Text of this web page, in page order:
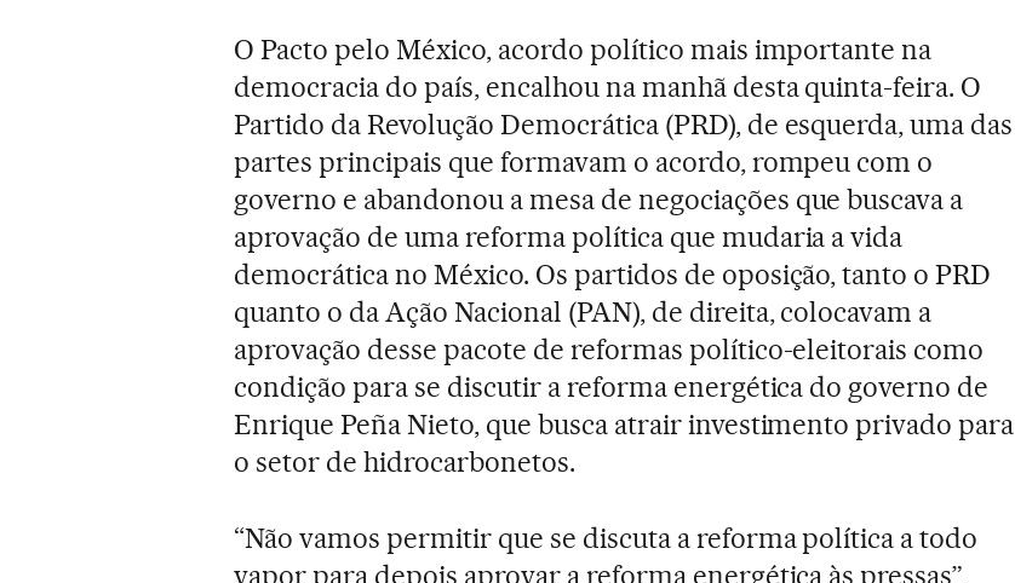
O Pacto pelo México, acordo político mais importante na
democracia do país, encalhou na manhã desta quinta-feira. O
Partido da Revolução Democrática (PRD), de esquerda, uma das
partes principais que formavam o acordo, rompeu com o
governo e abandonou a mesa de negociações que buscava a
aprovação de uma reforma política que mudaria a vida
democrática no México. Os partidos de oposição, tanto o PRD
quanto o da Ação Nacional (PAN), de direita, colocavam a
aprovação desse pacote de reformas político-eleitorais como
condição para se discutir a reforma energética do governo de
Enrique Peña Nieto, que busca atrair investimento privado para
o setor de hidrocarbonetos.
“Não vamos permitir que se discuta a reforma política a todo
vapor para depois aprovar a reforma energética às pressas”,